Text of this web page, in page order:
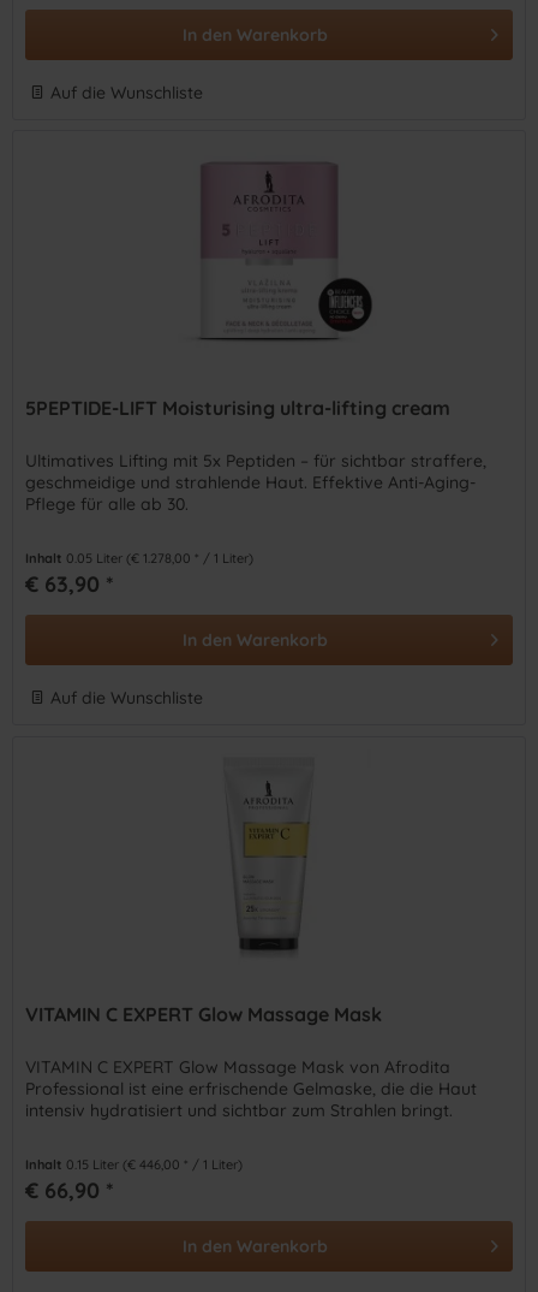
In den Warenkorb
Auf die Wunschliste
5PEPTIDE-LIFT Moisturising ultra-lifting cream
Ultimatives Lifting mit 5x Peptiden – für sichtbar straffere,
geschmeidige und strahlende Haut. Effektive Anti-Aging-
Pflege für alle ab 30.
Inhalt 0.05 Liter (€ 1.278,00 * / 1 Liter)
€ 63,90 *
In den Warenkorb
Auf die Wunschliste
VITAMIN C EXPERT Glow Massage Mask
VITAMIN C EXPERT Glow Massage Mask von Afrodita
Professional ist eine erfrischende Gelmaske, die die Haut
intensiv hydratisiert und sichtbar zum Strahlen bringt.
Inhalt 0.15 Liter (€ 446,00 * / 1 Liter)
€ 66,90 *
In den Warenkorb